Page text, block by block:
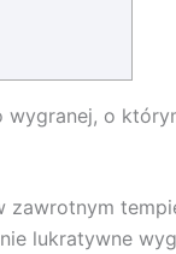
o
zawrotnym
lukratywne